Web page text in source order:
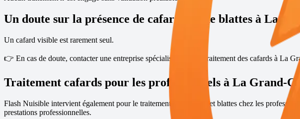
Un doute sur la présence de cafards ou de blattes à La
Un cafard visible est rarement seul.
👉 En cas de doute, contacter une entreprise spécialisée dans le traitement des cafards à La
Traitement cafards pour les professionnels à La Grand-
Flash Nuisible intervient également pour le traitement des cafards et blattes chez les
prestations professionnelles.